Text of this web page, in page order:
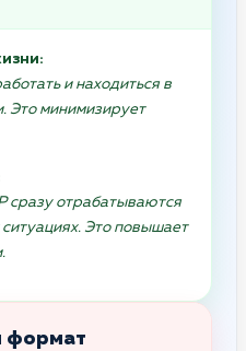
и находиться в
Это минимизирует
сразу отрабатываются
Это повышает
формат